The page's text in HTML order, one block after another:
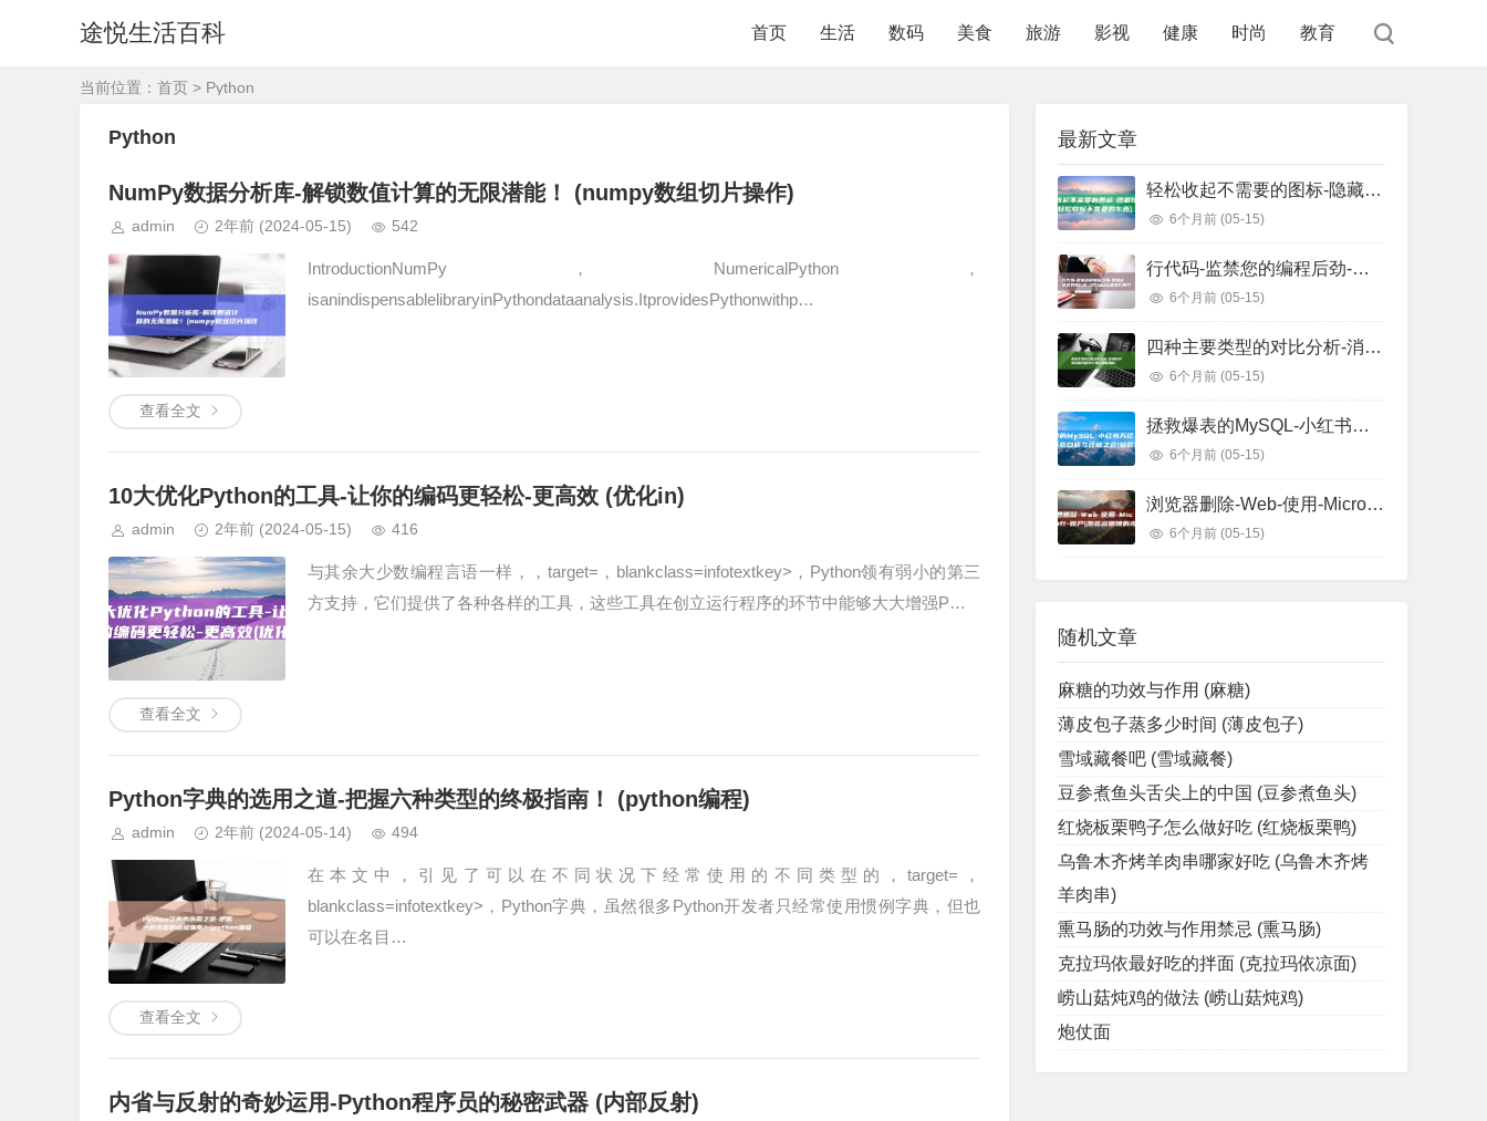
途悦生活百科 首页 生活 数码 美食 旅游 影视 健康 时尚 教育
当前位置： 首页 > Python
Python
NumPy数据分析库-解锁数值计算的无限潜能！ (numpy数组切片操作)
admin 2年前 (2024-05-15) 542
IntroductionNumPy，NumericalPython，
isanindispensablelibraryinPythondataanalysis.ItprovidesPythonwithp…
查看全文
10大优化Python的工具-让你的编码更轻松-更高效 (优化in)
admin 2年前 (2024-05-15) 416
与其余大少数编程言语一样，，target=，blankclass=infotextkey>，Python领有弱小的第三
方支持，它们提供了各种各样的工具，这些工具在创立运行程序的环节中能够大大增强P…
查看全文
Python字典的选用之道-把握六种类型的终极指南！ (python编程)
admin 2年前 (2024-05-14) 494
在本文中，引见了可以在不同状况下经常使用的不同类型的，target=，
blankclass=infotextkey>，Python字典，虽然很多Python开发者只经常使用惯例字典，但也
可以在名目…
查看全文
内省与反射的奇妙运用-Python程序员的秘密武器 (内部反射)
最新文章
轻松收起不需要的图标-隐藏任务栏图标 (轻松收起不需要的东西)
6个月前 (05-15)
行代码-监禁您的编程后劲-把握这些正则表白式-少写1000 (监狱代码几位数)
6个月前 (05-15)
四种主要类型的对比分析-消息队列选型指南 (四种主要类型信用证)
6个月前 (05-15)
拯救爆表的MySQL-小红书万亿级存储系统自研与迁移之路 (拯救爆戾男主)
6个月前 (05-15)
浏览器删除-Web-使用-Microsoft-账户 (浏览器删除的视频怎么找回)
6个月前 (05-15)
随机文章
麻糖的功效与作用 (麻糖)
薄皮包子蒸多少时间 (薄皮包子)
雪域藏餐吧 (雪域藏餐)
豆参煮鱼头舌尖上的中国 (豆参煮鱼头)
红烧板栗鸭子怎么做好吃 (红烧板栗鸭)
乌鲁木齐烤羊肉串哪家好吃 (乌鲁木齐烤
羊肉串)
熏马肠的功效与作用禁忌 (熏马肠)
克拉玛依最好吃的拌面 (克拉玛依凉面)
崂山菇炖鸡的做法 (崂山菇炖鸡)
炮仗面